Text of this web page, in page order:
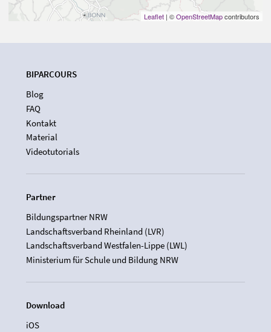
Leaflet | ©OpenStreetMapcontributors
BIPARCOURS
Blog
FAQ
Kontakt
Material
Videotutorials
Partner
Bildungspartner NRW
Landschaftsverband Rheinland (LVR)
Landschaftsverband Westfalen-Lippe (LWL)
Ministerium für Schule und Bildung NRW
Download
iOS